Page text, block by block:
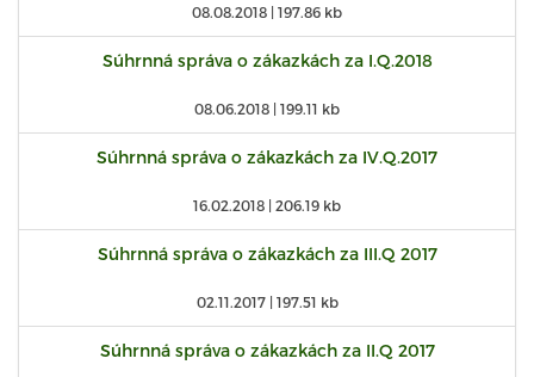
08.08.2018 | 197.86 kb
Súhrnná správa o zákazkách za I.Q.2018
08.06.2018 | 199.11 kb
Súhrnná správa o zákazkách za IV.Q.2017
16.02.2018 | 206.19 kb
Súhrnná správa o zákazkách za III.Q 2017
02.11.2017 | 197.51 kb
Súhrnná správa o zákazkách za II.Q 2017